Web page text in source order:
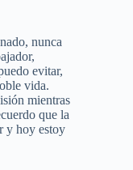
nunca
evitar,
vida.
mientras
que la
y hoy estoy